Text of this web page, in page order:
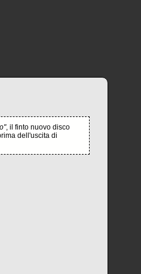
, il finto nuovo disco
dell'uscita di